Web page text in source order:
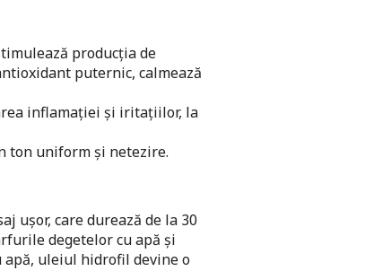
producția de
puternic, calmează
inflamației și iritațiilor, la
ton uniform și netezire.
ușor, care durează de la 30
degetelor cu apă și
apă, uleiul hidrofil devine o